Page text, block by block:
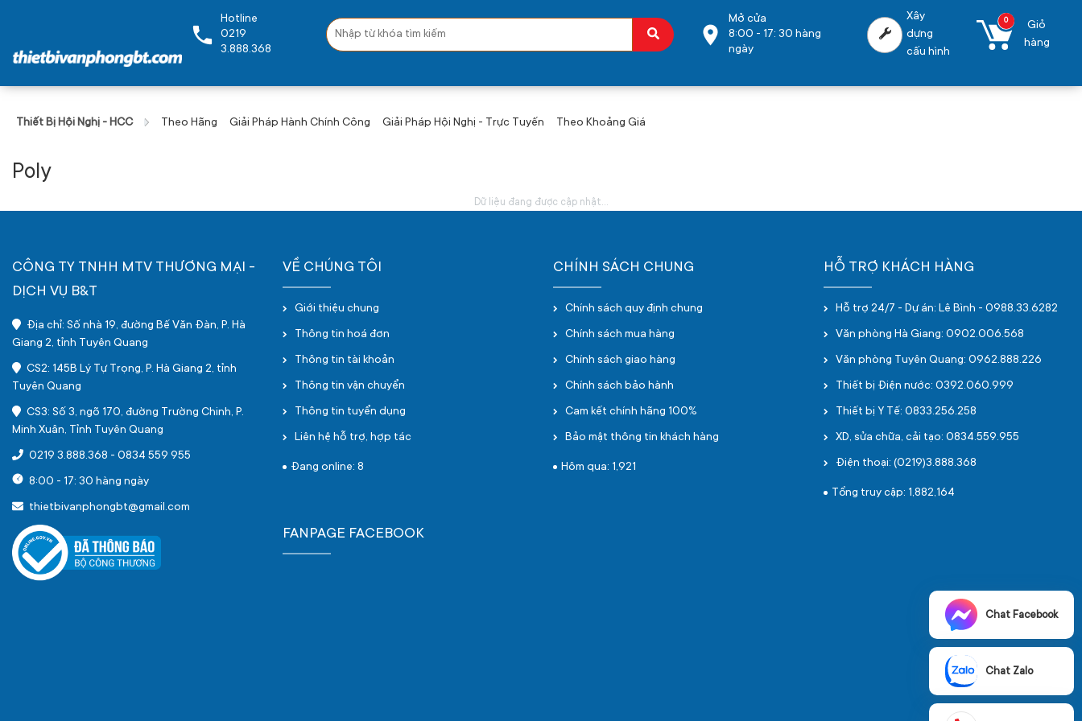
Hotline
0219
3.888.368
Mở cửa
8:00 - 17: 30 hàng
ngày
Xây
dựng
cấu hình
0
Giỏ
hàng
Thiết Bị Hội Nghị - HCC Theo Hãng Giải Pháp Hành Chính Công Giải Pháp Hội Nghị - Trực Tuyến Theo Khoảng Giá
Poly
Dữ liệu đang được cập nhật...
CÔNG TY TNHH MTV THƯƠNG MẠI -
DỊCH VỤ B&T
Địa chỉ: Số nhà 19, đường Bế Văn Đàn, P. Hà
Giang 2, tỉnh Tuyên Quang
CS2: 145B Lý Tự Trọng, P. Hà Giang 2, tỉnh
Tuyên Quang
CS3: Số 3, ngõ 170, đường Trường Chinh, P.
Minh Xuân, Tỉnh Tuyên Quang
0219 3.888.368 - 0834 559 955
8:00 - 17: 30 hàng ngày
thietbivanphongbt@gmail.com
VỀ CHÚNG TÔI
Giới thiệu chung
Thông tin hoá đơn
Thông tin tài khoản
Thông tin vận chuyển
Thông tin tuyển dụng
Liên hệ hỗ trợ, hợp tác
Đang online: 8
CHÍNH SÁCH CHUNG
Chính sách quy định chung
Chính sách mua hàng
Chính sách giao hàng
Chính sách bảo hành
Cam kết chính hãng 100%
Bảo mật thông tin khách hàng
Hôm qua: 1,921
HỖ TRỢ KHÁCH HÀNG
Hỗ trợ 24/7 - Dự án: Lê Bình - 0988.33.6282
Văn phòng Hà Giang: 0902.006.568
Văn phòng Tuyên Quang: 0962.888.226
Thiết bị Điện nước: 0392.060.999
Thiết bị Y Tế: 0833.256.258
XD, sửa chữa, cải tạo: 0834.559.955
Điện thoại: (0219)3.888.368
Tổng truy cập: 1,882,164
FANPAGE FACEBOOK
Chat Facebook
Chat Zalo